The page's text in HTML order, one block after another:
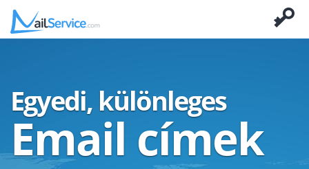
Egyedi, különleges
Email címek